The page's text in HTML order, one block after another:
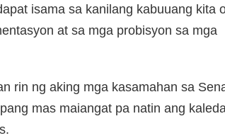
isama sa kanilang kabuuang kita
at sa mga probisyon sa mga
rin ng aking mga kasamahan sa
mas maiangat pa natin ang